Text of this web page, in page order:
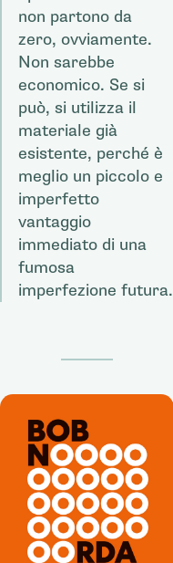
non partono da
zero, ovviamente.
Non sarebbe
economico. Se si
può, si utilizza il
materiale già
esistente, perché è
meglio un piccolo e
imperfetto
vantaggio
immediato di una
fumosa
imperfezione futura.